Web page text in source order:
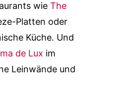
wie The
Platten oder
Küche. Und
de Lux im
Leinwände und